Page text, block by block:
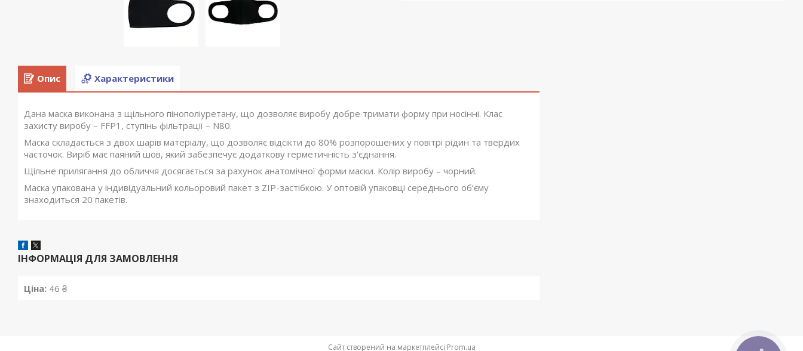
Опис Характеристики
Дана маска виконана з щільного пінополіуретану, що дозволяє виробу добре тримати форму при носінні. Клас
захисту виробу – FFP1, ступінь фільтрації – N80.
Маска складається з двох шарів матеріалу, що дозволяє відсікти до 80% розпорошених у повітрі рідин та твердих
часточок. Виріб має паяний шов, який забезпечує додаткову герметичність з'єднання.
Щільне прилягання до обличчя досягається за рахунок анатомічної форми маски. Колір виробу – чорний.
Маска упакована у індивідуальний кольоровий пакет з ZIP-застібкою. У оптовій упаковці середнього об’єму
знаходиться 20 пакетів.
ІНФОРМАЦІЯ ДЛЯ ЗАМОВЛЕННЯ
Ціна: 46 ₴
Сайт створений на маркетплейсі Prom.ua